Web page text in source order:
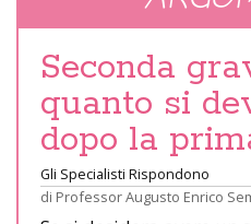
Seconda
quanto si
dopo la
Gli Specialisti Rispondono
di Professor Augusto Enrico